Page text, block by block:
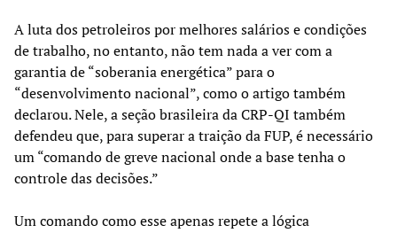
A luta dos petroleiros por melhores salários e condições
de trabalho, no entanto, não tem nada a ver com a
garantia de “soberania energética” para o
“desenvolvimento nacional”, como o artigo também
declarou. Nele, a seção brasileira da CRP-QI também
defendeu que, para superar a traição da FUP, é necessário
um “comando de greve nacional onde a base tenha o
controle das decisões.”
Um comando como esse apenas repete a lógica